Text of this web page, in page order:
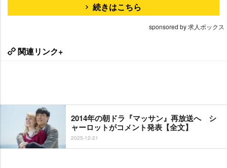
続きはこちら
sponsored by 求人ボックス
関連リンク+
2014年の朝ドラ『マッサン』再放送へ シ
ャーロットがコメント発表【全文】
2025-12-21